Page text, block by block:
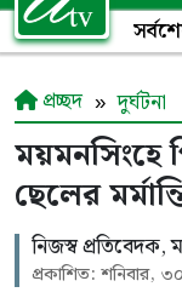
প্রচ্ছদ দুর্ঘটনা
ময়মনসিংহে
ছেলের
নিজস্ব প্রতিবেদক,
প্রকাশিত: শনিবার,